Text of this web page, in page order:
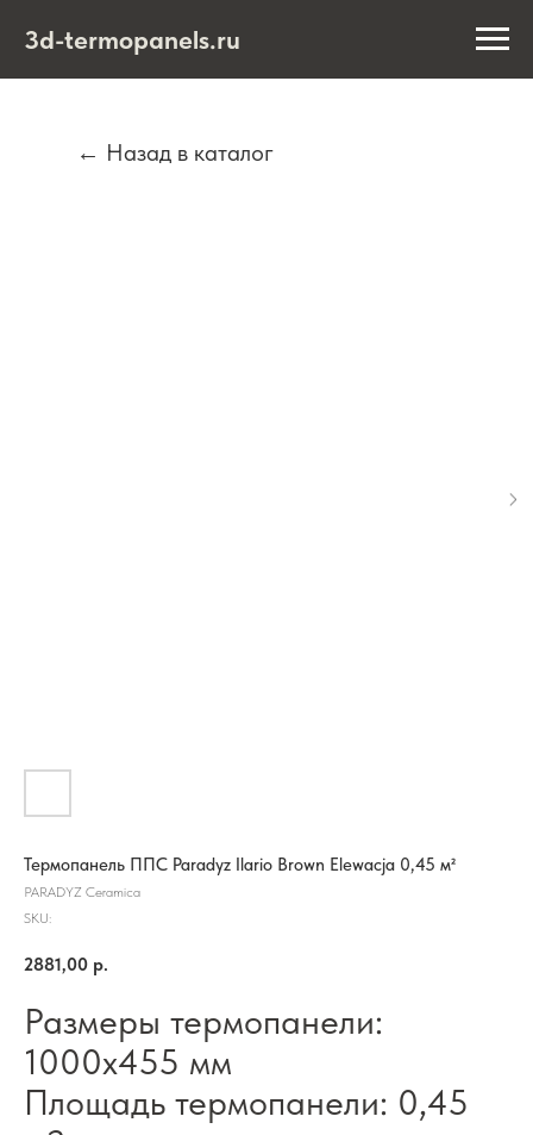
3d-termopanels.ru
← Назад в каталог
Термопанель ППС Paradyz Ilario Brown Elewacja 0,45 м²
PARADYZ Ceramica
SKU:
2881,00 р.
Размеры термопанели:
1000х455 мм
Площадь термопанели: 0,45